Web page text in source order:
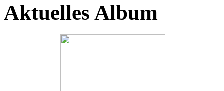
Aktuelles Album